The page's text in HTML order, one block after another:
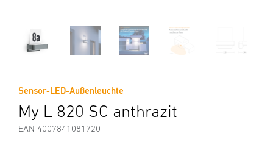
Sensor-LED-Außenleuchte
My L 820 SC anthrazit
EAN 4007841081720